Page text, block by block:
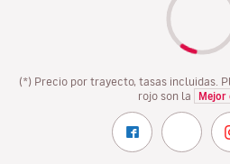
(*) Precio por trayecto, tasas incluidas.
rojo son la
Mejor